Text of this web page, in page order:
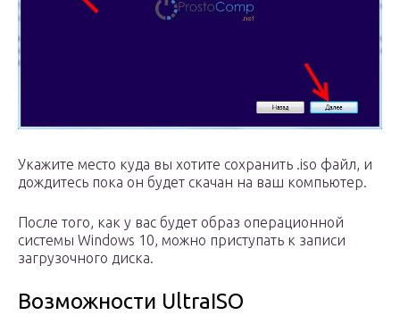
Укажите место куда вы хотите сохранить .iso файл, и
дождитесь пока он будет скачан на ваш компьютер.
После того, как у вас будет образ операционной
системы Windows 10, можно приступать к записи
загрузочного диска.
Возможности UltraISO